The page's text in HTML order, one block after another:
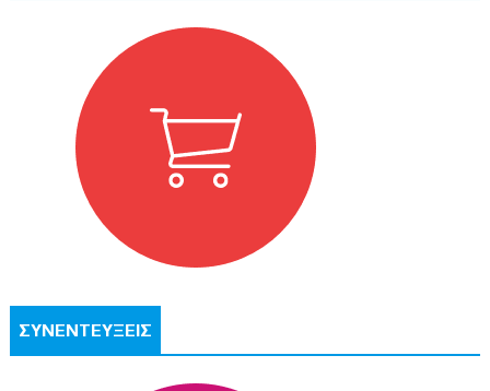
ΣΥΝΕΝΤΕΥΞΕΙΣ